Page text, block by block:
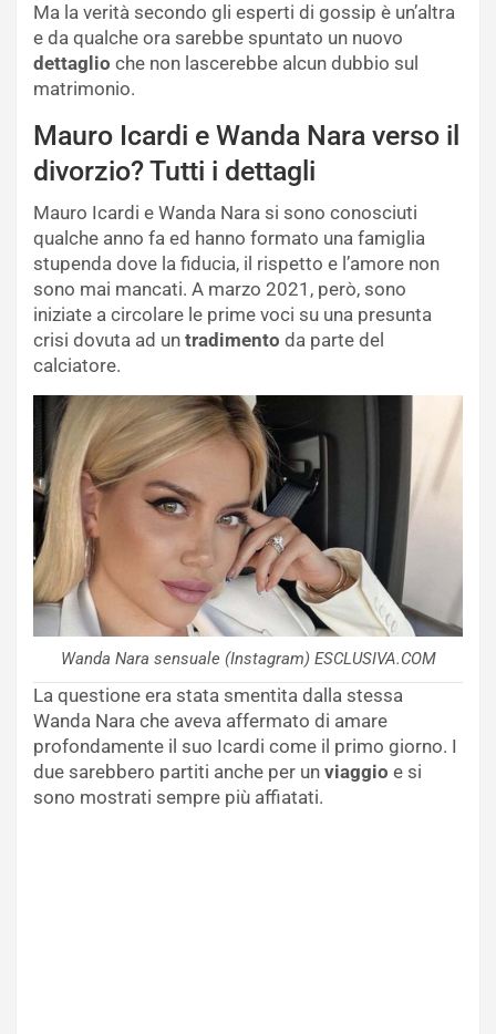
Ma la verità secondo gli esperti di gossip è un’altra
e da qualche ora sarebbe spuntato un nuovo
dettaglio che non lascerebbe alcun dubbio sul
matrimonio.
Mauro Icardi e Wanda Nara verso il
divorzio? Tutti i dettagli
Mauro Icardi e Wanda Nara si sono conosciuti
qualche anno fa ed hanno formato una famiglia
stupenda dove la fiducia, il rispetto e l’amore non
sono mai mancati. A marzo 2021, però, sono
iniziate a circolare le prime voci su una presunta
crisi dovuta ad un tradimento da parte del
calciatore.
Wanda Nara sensuale (Instagram) ESCLUSIVA.COM
La questione era stata smentita dalla stessa
Wanda Nara che aveva affermato di amare
profondamente il suo Icardi come il primo giorno. I
due sarebbero partiti anche per un viaggio e si
sono mostrati sempre più affiatati.